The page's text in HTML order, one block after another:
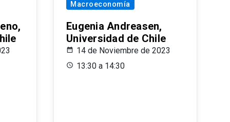
Macroeconomía
Eugenia Andreasen,
Universidad de Chile
14 de Noviembre de 2023
13:30 a 14:30